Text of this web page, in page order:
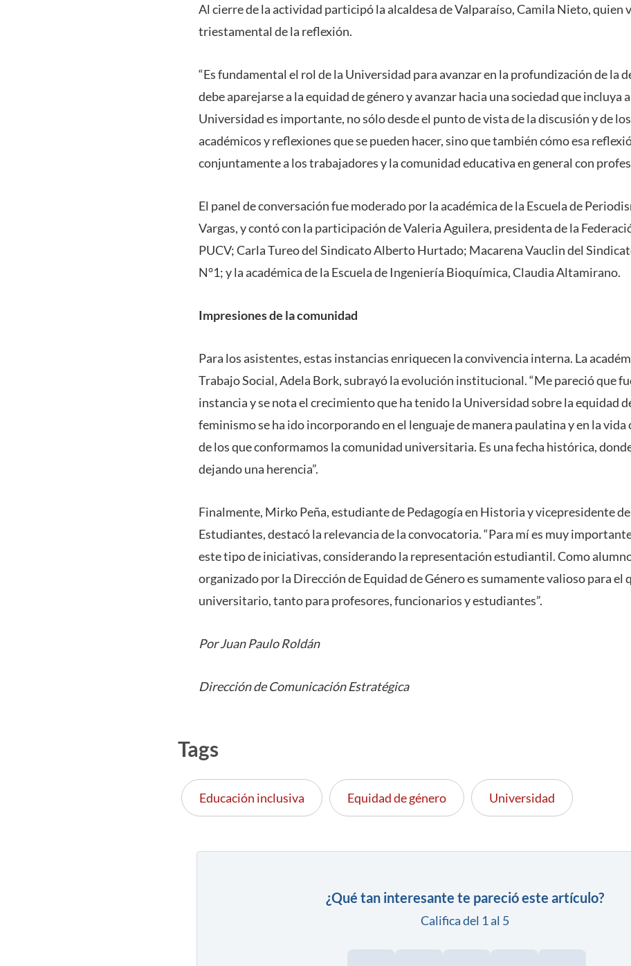
Al cierre de la actividad participó la alcaldesa de Valparaíso, Camila Nieto, quien
triestamental de la reflexión.
“Es fundamental el rol de la Universidad para avanzar en la profundización de la
debe aparejarse a la equidad de género y avanzar hacia una sociedad que incluya
Universidad es importante, no sólo desde el punto de vista de la discusión y de
académicos y reflexiones que se pueden hacer, sino que también cómo esa
conjuntamente a los trabajadores y la comunidad educativa en general con
El panel de conversación fue moderado por la académica de la Escuela de
Vargas, y contó con la participación de Valeria Aguilera, presidenta de la
PUCV; Carla Tureo del Sindicato Alberto Hurtado; Macarena Vauclin del
N°1; y la académica de la Escuela de Ingeniería Bioquímica, Claudia Altamirano.
Impresiones de la comunidad
Para los asistentes, estas instancias enriquecen la convivencia interna. La
Trabajo Social, Adela Bork, subrayó la evolución institucional. “Me pareció que
instancia y se nota el crecimiento que ha tenido la Universidad sobre la equidad
feminismo se ha ido incorporando en el lenguaje de manera paulatina y en la
de los que conformamos la comunidad universitaria. Es una fecha histórica,
dejando una herencia”.
Finalmente, Mirko Peña, estudiante de Pedagogía en Historia y vicepresidente
Estudiantes, destacó la relevancia de la convocatoria. “Para mí es muy
este tipo de iniciativas, considerando la representación estudiantil. Como
organizado por la Dirección de Equidad de Género es sumamente valioso para el
universitario, tanto para profesores, funcionarios y estudiantes”.
Por Juan Paulo Roldán
Dirección de Comunicación Estratégica
Tags
Educación inclusiva Equidad de género Universidad
¿Qué tan interesante te pareció este artículo?
Califica del 1 al 5